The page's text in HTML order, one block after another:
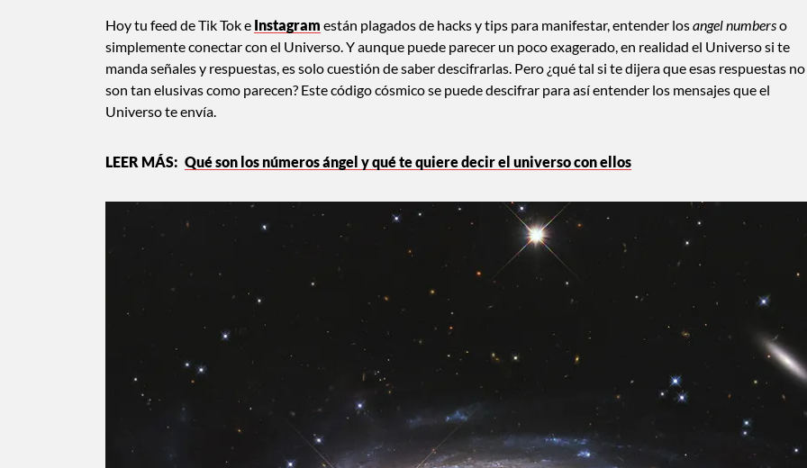
Hoy tu feed de Tik Tok e Instagram están plagados de hacks y tips para manifestar, entender losangel numberso
simplemente conectar con el Universo. Y aunque puede parecer un poco exagerado, en realidad el Universo si te
manda señales y respuestas, es solo cuestión de saber descifrarlas. Pero ¿qué tal si te dijera que esas respuestas no
son tan elusivas como parecen? Este código cósmico se puede descifrar para así entender los mensajes que el
Universo te envía.
Qué son los números ángel y qué te quiere decir el universo con ellos